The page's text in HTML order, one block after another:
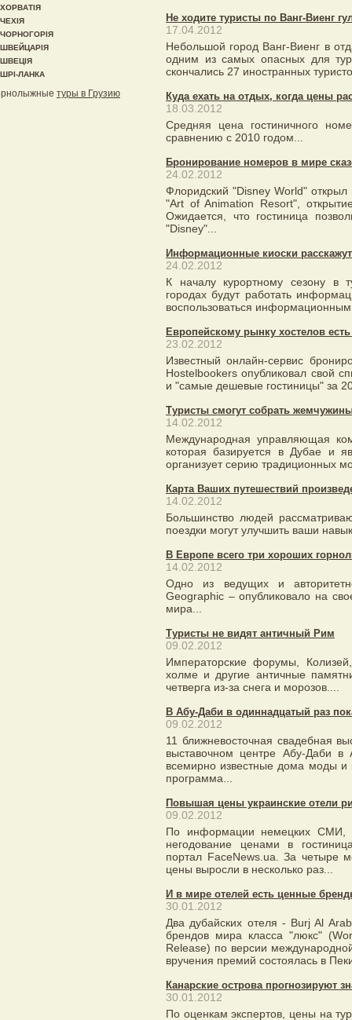
Не ходите туристы по Ванг-Виенг
17.04.2012
Небольшой город Ванг-Виенг в
одним из самых опасных для
скончались 27 иностранных
Куда ехать на отдых, когда цены
18.03.2012
Средняя цена гостиничного
сравнению с 2010 годом...
Бронирование номеров в мире
24.02.2012
Флоридский "Disney World"
"Art of Animation Resort",
Ожидается, что гостиница
"Disney"...
Информационные киоски
24.02.2012
К началу курортному сезону в
городах будут работать
воспользоваться
Европейскому рынку хостелов
23.02.2012
Известный онлайн-сервис
Hostelbookers опубликовал свой
и "самые дешевые гостиницы" за
Туристы смогут собрать
14.02.2012
Международная управляющая
которая базируется в Дубае и
организует серию традиционных
Карта Ваших путешествий
14.02.2012
Большинство людей
поездки могут улучшить ваши
В Европе всего три хороших
14.02.2012
Одно из ведущих и
Geographic – опубликовало на
мира...
Туристы не видят античный Рим
09.02.2012
Императорские форумы,
холме и другие античные
четверга из-за снега и морозов....
В Абу-Даби в одиннадцатый раз
09.02.2012
11 ближневосточная свадебная
выставочном центре Абу-Даби в
всемирно известные дома моды и
программа...
Повышая цены украинские отели
09.02.2012
По информации немецких СМИ,
негодование ценами в
портал FaceNews.ua. За четыре
цены выросли в несколько раз...
И в мире отелей есть ценные
30.01.2012
Два дубайских отеля - Burj Al
брендов мира класса "люкс"
Release) по версии
вручения премий состоялась в
Канарские острова прогнозируют
30.01.2012
По оценкам экспертов, цены на
ХОРВАТІЯ
ЧЕХІЯ
ЧОРНОГОРІЯ
ШВЕЙЦАРІЯ
ШВЕЦІЯ
ШРІ-ЛАНКА
туры в Грузию